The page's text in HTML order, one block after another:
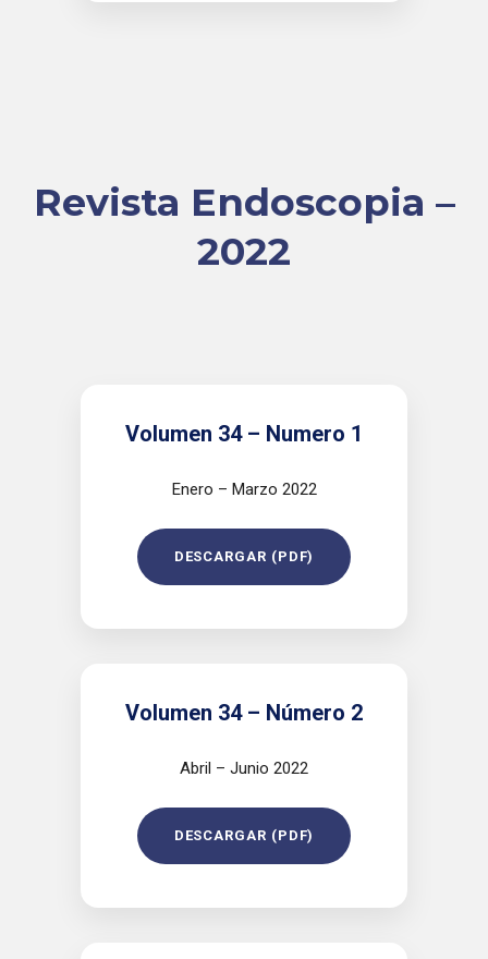
Revista Endoscopia –
2022
Volumen 34 – Numero 1
Enero – Marzo 2022
DESCARGAR (PDF)
Volumen 34 – Número 2
Abril – Junio 2022
DESCARGAR (PDF)